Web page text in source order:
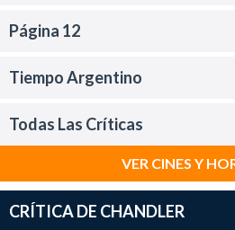
Página 12
Tiempo Argentino
Todas Las Críticas
VER CINES Y
CRÍTICA DE CHANDLER